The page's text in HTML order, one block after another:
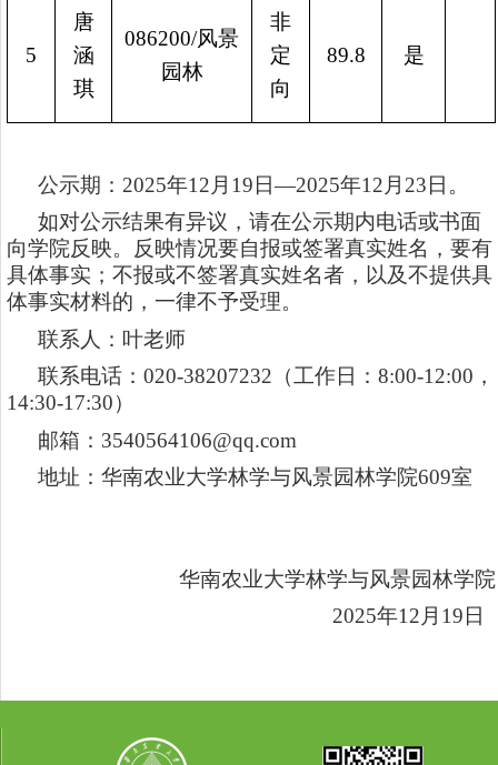
5
唐
涵
琪
086200/风景
园林
非
定
向
89.8 是
公示期：2025年12月19日—2025年12月23日。
如对公示结果有异议，请在公示期内电话或书面
向学院反映。反映情况要自报或签署真实姓名，要有
具体事实；不报或不签署真实姓名者，以及不提供具
体事实材料的，一律不予受理。
联系人：叶老师
联系电话：020-38207232（工作日：8:00-12:00，
14:30-17:30）
邮箱：3540564106@qq.com
地址：华南农业大学林学与风景园林学院609室
华南农业大学林学与风景园林学院
2025年12月19日